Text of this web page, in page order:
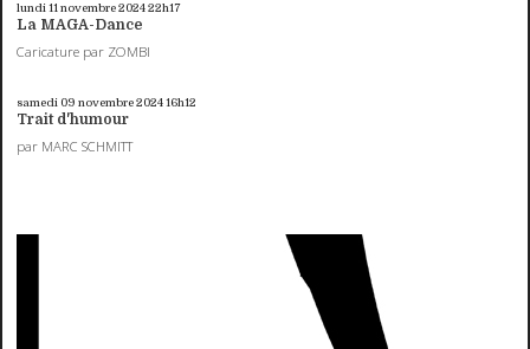
lundi 11novembre 202422h17
La MAGA-Dance
Caricature par ZOMBI
samedi 09 novembre 202416h12
Trait d'humour
par MARC SCHMITT